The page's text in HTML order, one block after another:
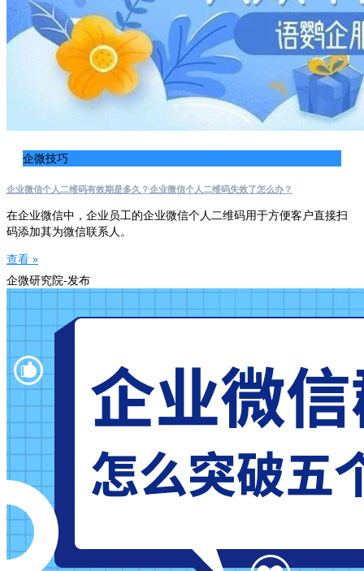
企微技巧
企业微信个人二维码有效期是多久？企业微信个人二维码失效了怎么办？
在企业微信中，企业员工的企业微信个人二维码用于方便客户直接扫
码添加其为微信联系人。
查看 »
企微研究院-发布